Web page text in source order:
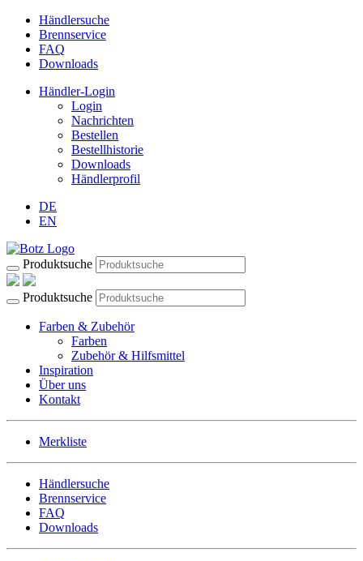
Händlersuche
Brennservice
FAQ
Downloads
Händler-Login
Login
Nachrichten
Bestellen
Bestellhistorie
Downloads
Händlerprofil
DE
EN
Produktsuche
Produktsuche
Farben & Zubehör
Farben
Zubehör & Hilfsmittel
Inspiration
Über uns
Kontakt
Merkliste
Händlersuche
Brennservice
FAQ
Downloads